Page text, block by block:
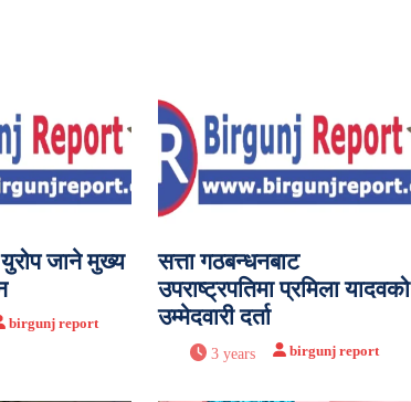
जाने मुख्य
birgunj report
सत्ता गठबन्धनबाट
उपराष्ट्रपतिमा प्रमिला यादवको
उम्मेदवारी दर्ता
3 years birgunj report